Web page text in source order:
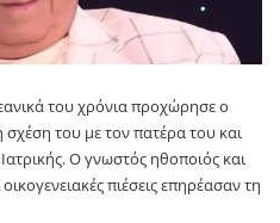
του χρόνια προχώρησε ο
του με τον πατέρα του και
Ο γνωστός ηθοποιός και
πιέσεις επηρέασαν τη